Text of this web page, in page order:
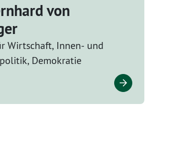
von
Wirtschaft, Innen- und
Demokratie